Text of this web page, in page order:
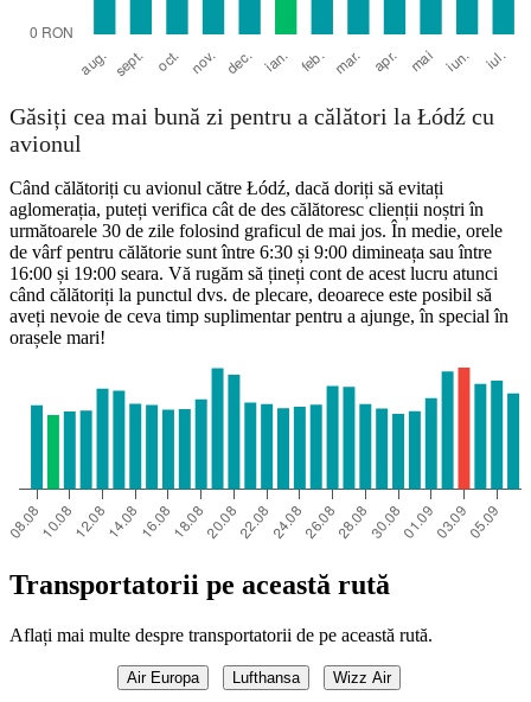
Găsiți cea mai bună zi pentru a călători la Łódź cu
avionul
Când călătoriți cu avionul către Łódź, dacă doriți să evitați
aglomerația, puteți verifica cât de des călătoresc clienții noștri în
următoarele 30 de zile folosind graficul de mai jos. În medie, orele
de vârf pentru călătorie sunt între 6:30 și 9:00 dimineața sau între
16:00 și 19:00 seara. Vă rugăm să țineți cont de acest lucru atunci
când călătoriți la punctul dvs. de plecare, deoarece este posibil să
aveți nevoie de ceva timp suplimentar pentru a ajunge, în special în
orașele mari!
Transportatorii pe această rută
Aflați mai multe despre transportatorii de pe această rută.
Air Europa Lufthansa Wizz Air